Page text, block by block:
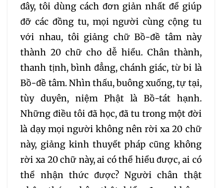
308 309 310
311 312 313 314
315 316 317 318
319 320 321
322 323 324
325 326 327
đây, tôi dùng cách đơn giản nhất để giúp
đỡ các đồng tu, mọi người cùng cộng tu
với nhau, tôi giảng chữ Bồ-đề tâm này
thành 20 chữ cho dễ hiểu. Chân thành,
thanh tịnh, bình đẳng, chánh giác, từ bi là
Bồ-đề tâm. Nhìn thấu, buông xuống, tự tại,
tùy duyên, niệm Phật là Bồ-tát hạnh.
Những điều tôi đã học, đã tu trong một đời
là dạy mọi người không nên rời xa 20 chữ
này, giảng kinh thuyết pháp cũng không
rời xa 20 chữ này, ai có thể hiểu được, ai có
thể nhận thức được? Người chân thật